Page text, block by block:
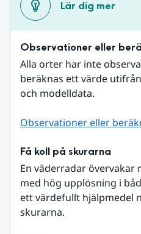
Lär dig mer
Observationer eller
Alla orter har inte
beräknas ett värde
och modelldata.
Observationer eller
Få koll på skurarna
En väderradar
med hög upplösning i
ett värdefullt hjälpmedel
skurarna.